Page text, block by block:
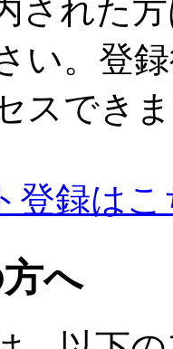
された
い。登
スでき
登録は
へ